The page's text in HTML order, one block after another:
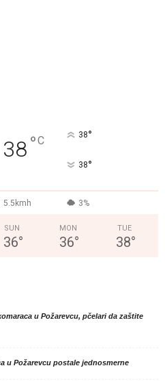
38°C 38°
38°
5.5kmh 3%
SUN
36°
MON
36°
TUE
38°
u Požarevcu, pčelari da zaštite
u Požarevcu postale jednosmerne